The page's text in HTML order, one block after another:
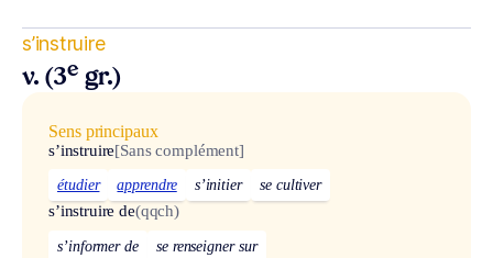
s’instruire
v. (3e gr.)
Sens principaux
s’instruire[Sans complément]
étudier apprendre s’initier se cultiver
s’instruire de(qqch)
s’informer de se renseigner sur